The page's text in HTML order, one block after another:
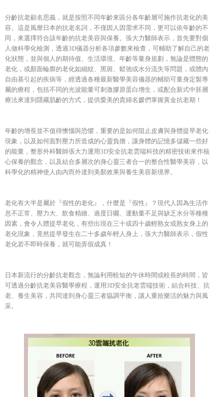
分齡抗老顧名思義，就是按照不同年齡來區分各年齡層可施作抗老化的美
容。這是風靡日本的抗老名詞，不僅因人因需求不同，更可以依年齡的不
同，來選擇符合該年齡的抗老美容與保養。張大力醫師表示，首先要對個
人做科學化檢測，透過3D儀器分析各項參數來檢查，可輔助了解自己的老
化狀態，並與個人的期待值、生活環境、年齡等量身規劃，無論是體態的
老化，或顏面輪廓的老化如細紋、黑斑、鬆弛或水分流失等問題，或體內
自由基引起的疾病等，經透過各種最新醫學美容儀器的輔助可量身定製專
屬的療程，包括不同的光波能量可刺激膠原蛋白增生，或配合新式中胚層
療法來達到隱藏肌齡的方式，提供愛美的貴婦名媛們掌握黃金抗老期！
年齡的增長並不值得懊惱與恐懼，重要的是如何阻止皮膚與身體提早老化
現象，以及如何面對壓力所造成的心靈負擔，讓身體的記憶多儲藏一些好
的能量，整形外科醫師張大力運用3D安全抗老雲端科技的精密技術來作核
心保養的觀念，以及結合多層次的身心靈三者合一的整合性醫學美容，以
科學化的精神使人由內而外達到美顏效果與養生美容新境界。
老化有大半是屬於『假性的老化』，什麼是『假性』？現代人因為生活作
息不正常、壓力大、飲食精緻、過度日曬、運動量不足與缺乏水分等種種
因素，會令人體提早老化，有些出現在三十或四十歲輕熟女或熟女身上的
老化現象，竟然提早發生在二十多歲年輕人身上，張大力醫師表示，假性
老化若不即時保養，就可能弄假成真！
日本新流行的分齡抗老觀念，無論利用較短的午休時間或較長的時間，皆
可透過分齡抗老美容醫學療程，運用3D安全抗老雲端技術，結合科技、抗
老、養生美容，共同達到身心靈三者協調平衡，讓人重拾樂活的魅力與風
采。